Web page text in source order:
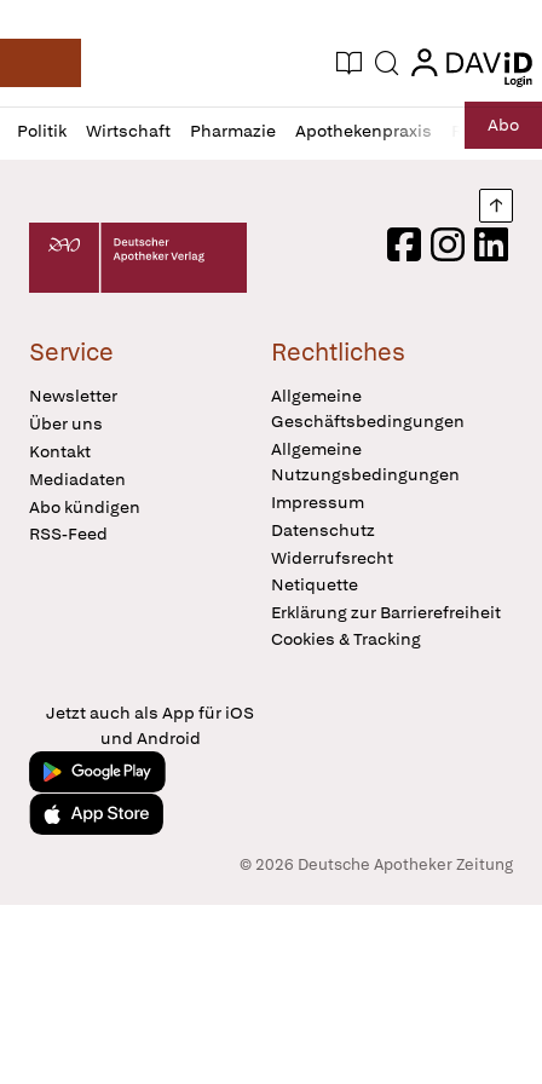
Deutsche Apotheker Zeitung
Aktuelle Ausgabe
Suche login
login
Politik Wirtschaft Pharmazie Apothekenpraxis RechtAbo
Profil
öffnen
Daz
Pur
Deutscher Apotheker Verlag Logo
FacebookInstagram
Service
Newsletter
Über uns
Kontakt
Mediadaten
Abo kündigen
RSS-Feed
Rechtliches
Allgemeine
Geschäftsbedingungen
Allgemeine
Nutzungsbedingungen
Impressum
Datenschutz
Widerrufsrecht
Netiquette
Erklärung zur Barrierefreiheit
Cookies & Tracking
Jetzt auch als App für iOS
und Android
Jetzt bei Google Play
Laden im App Store
© 2026 Deutsche Apotheker Zeitung